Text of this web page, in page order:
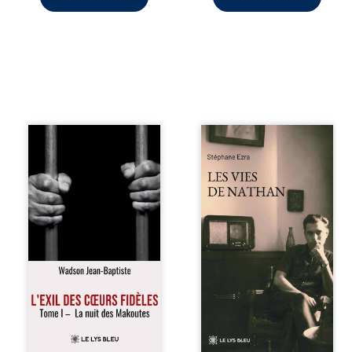
« Une nuit suffit
parfois pour briser
une famille… mais
certaines fidélités
traversent les
années. » Haïti,
sous la dictature
des Duvalier. La
peur s’étend
jusque dans les
villages les plus
reculés. À Bainet,
Jean-Joël Joli
mène une
avec sa famille.
Les vies de
Nathan est un
né en trois jours,
au printemps
2026. Pour la
première fois,
Stéphane Ezra,
médium, a pu
communiquer
avec son père,
disparu depuis
plus de vingt ans
et qu’il n’a jamais
connu. De ce
dialogue par-delà